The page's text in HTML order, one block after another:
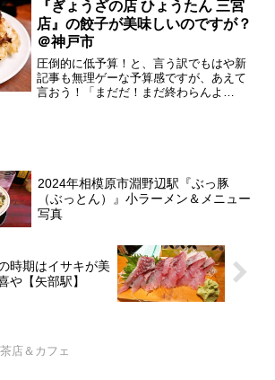
すれば良いのですが、あえて...
『ぎょうざの店 ひょうたん 三宮
店』の餃子が美味しいのですが？
＠神戸市
圧倒的に低予算！と、言う訳でもはや新
記事も無理ゲーな予算感ですが、あえて
言おう！「まだだ！まだ終わらんよ
2024年相模原市淵野辺駅『ぶっ豚
（ぶっとん）』小ラーメン＆メニュー
写真
時期はイサキが美
や【矢部駅】
店＆カフェ